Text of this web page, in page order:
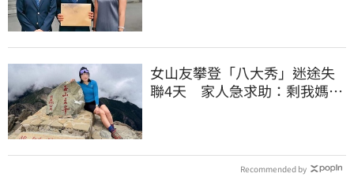
女山友攀登「八大秀」迷途失
聯4天 家人急求助：剩我媽還
Recommended by